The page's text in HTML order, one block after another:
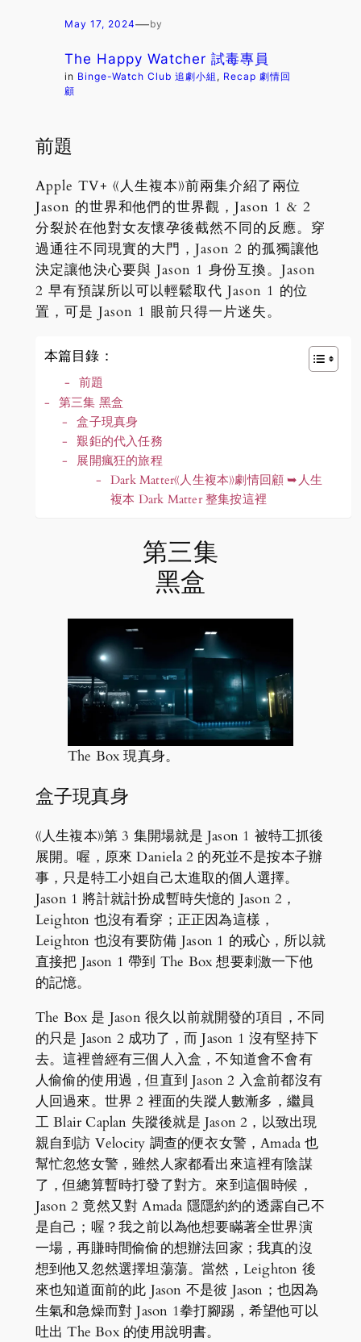
May 17, 2024—by
The Happy Watcher 試毒專員
in Binge-Watch Club 追劇小組 , Recap 劇情回
顧
前題
Apple TV+ 《人生複本》前兩集介紹了兩位
Jason 的世界和他們的世界觀，Jason 1 & 2
分裂於在他對女友懷孕後截然不同的反應。穿
過通往不同現實的大門，Jason 2 的孤獨讓他
決定讓他決心要與 Jason 1 身份互換。Jason
2 早有預謀所以可以輕鬆取代 Jason 1 的位
置，可是 Jason 1 眼前只得一片迷失。
本篇目錄：
前題
第三集 黑盒
盒子現真身
艱鉅的代入任務
展開瘋狂的旅程
Dark Matter《人生複本》劇情回顧 ➥人生
複本 Dark Matter 整集按這裡
第三集
黑盒
The Box 現真身。
盒子現真身
《人生複本》第 3 集開場就是 Jason 1 被特工抓後
展開。喔，原來 Daniela 2 的死並不是按本子辦
事，只是特工小姐自己太進取的個人選擇。
Jason 1 將計就計扮成暫時失憶的 Jason 2，
Leighton 也沒有看穿；正正因為這樣，
Leighton 也沒有要防備 Jason 1 的戒心，所以就
直接把 Jason 1 帶到 The Box 想要刺激一下他
的記憶。
The Box 是 Jason 很久以前就開發的項目，不同
的只是 Jason 2 成功了，而 Jason 1 沒有堅持下
去。這裡曾經有三個人入盒，不知道會不會有
人偷偷的使用過，但直到 Jason 2 入盒前都沒有
人回過來。世界 2 裡面的失蹤人數漸多，繼員
工 Blair Caplan 失蹤後就是 Jason 2，以致出現
親自到訪 Velocity 調查的便衣女警，Amada 也
幫忙忽悠女警，雖然人家都看出來這裡有陰謀
了，但總算暫時打發了對方。來到這個時候，
Jason 2 竟然又對 Amada 隱隱約約的透露自己不
是自己；喔？我之前以為他想要瞞著全世界演
一場，再賺時間偷偷的想辦法回家；我真的沒
想到他又忽然選擇坦蕩蕩。當然，Leighton 後
來也知道面前的此 Jason 不是彼 Jason；也因為
生氣和急燥而對 Jason 1拳打腳踢，希望他可以
吐出 The Box 的使用說明書。